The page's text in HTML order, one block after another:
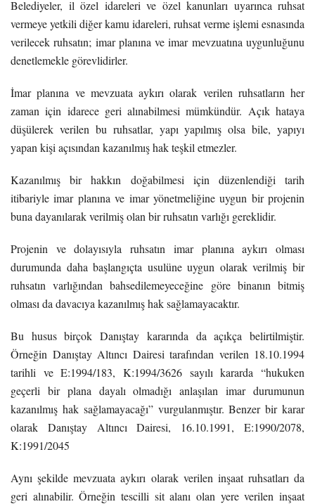
Belediyeler, il özel idareleri ve özel kanunları uyarınca ruhsat
vermeye yetkili diğer kamu idareleri, ruhsat verme işlemi esnasında
verilecek ruhsatın; imar planına ve imar mevzuatına uygunluğunu
denetlemekle görevlidirler.
İmar planına ve mevzuata aykırı olarak verilen ruhsatların her
zaman için idarece geri alınabilmesi mümkündür. Açık hataya
düşülerek verilen bu ruhsatlar, yapı yapılmış olsa bile, yapıyı
yapan kişi açısından kazanılmış hak teşkil etmezler.
Kazanılmış bir hakkın doğabilmesi için düzenlendiği tarih
itibariyle imar planına ve imar yönetmeliğine uygun bir projenin
buna dayanılarak verilmiş olan bir ruhsatın varlığı gereklidir.
Projenin ve dolayısıyla ruhsatın imar planına aykırı olması
durumunda daha başlangıçta usulüne uygun olarak verilmiş bir
ruhsatın varlığından bahsedilemeyeceğine göre binanın bitmiş
olması da davacıya kazanılmış hak sağlamayacaktır.
Bu husus birçok Danıştay kararında da açıkça belirtilmiştir.
Örneğin Danıştay Altıncı Dairesi tarafından verilen 18.10.1994
tarihli ve E:1994/183, K:1994/3626 sayılı kararda “hukuken
geçerli bir plana dayalı olmadığı anlaşılan imar durumunun
kazanılmış hak sağlamayacağı” vurgulanmıştır. Benzer bir karar
olarak Danıştay Altıncı Dairesi, 16.10.1991, E:1990/2078,
K:1991/2045
Aynı şekilde mevzuata aykırı olarak verilen inşaat ruhsatları da
geri alınabilir. Örneğin tescilli sit alanı olan yere verilen inşaat